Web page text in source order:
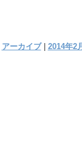
アーカイブ| 2014年2